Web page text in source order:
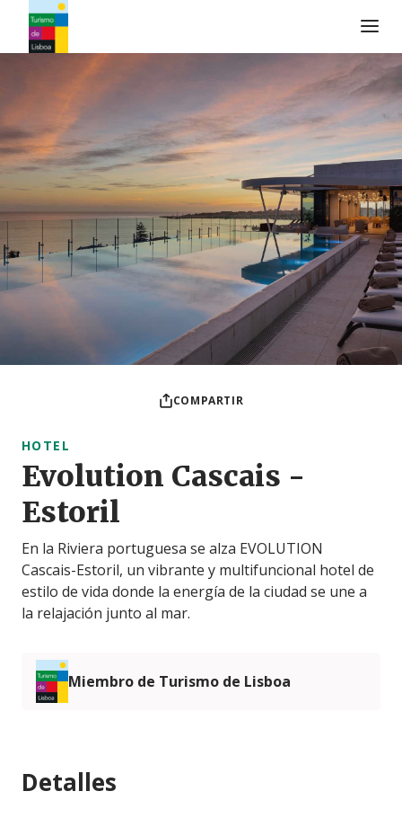
Logo de Turismo de Lisboa
COMPARTIR
HOTEL
Evolution Cascais -
Estoril
En la Riviera portuguesa se alza EVOLUTION
Cascais-Estoril, un vibrante y multifuncional hotel de
estilo de vida donde la energía de la ciudad se une a
la relajación junto al mar.
Miembro de Turismo de Lisboa
Detalles